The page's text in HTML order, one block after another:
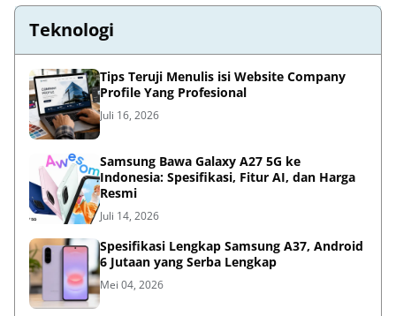
Teknologi
Tips Teruji Menulis isi Website Company
Profile Yang Profesional
Juli 16, 2026
Samsung Bawa Galaxy A27 5G ke
Indonesia: Spesifikasi, Fitur AI, dan Harga
Resmi
Juli 14, 2026
Spesifikasi Lengkap Samsung A37, Android
6 Jutaan yang Serba Lengkap
Mei 04, 2026